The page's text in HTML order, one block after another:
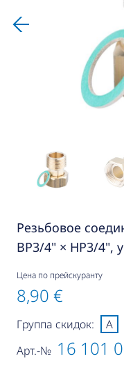
Резьбовое
ВР3/4" × НР3/4",
Цена по прейскуранту
8,90 €
Арт.-№ 16 101
Группа скидок: A